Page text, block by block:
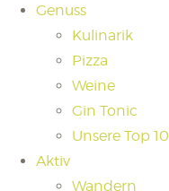
Genuss
Kulinarik
Pizza
Weine
Gin Tonic
Unsere Top 10
Aktiv
Wandern